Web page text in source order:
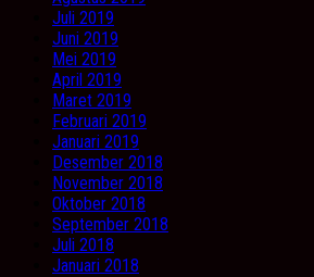
Juli 2019
Juni 2019
Mei 2019
April 2019
Maret 2019
Februari 2019
Januari 2019
Desember 2018
November 2018
Oktober 2018
September 2018
Juli 2018
Januari 2018